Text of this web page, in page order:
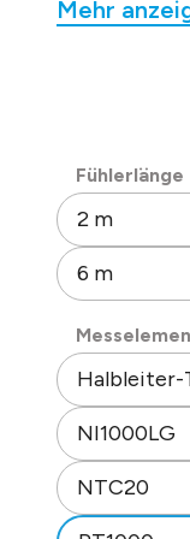
Schutzart IP
Datenblatt
Mehr
Fühlerlänge
2 m
6 m
Halbleiter-
NI1000LG
NTC20